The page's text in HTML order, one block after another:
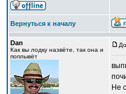
Вернуться к началу
Dan
Как вы лодку назвёте, так она и
поплывёт
Не